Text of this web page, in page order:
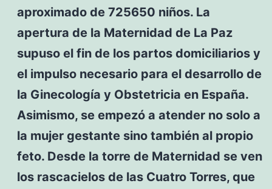
aproximado de 725650 niños. La
apertura de la Maternidad de La Paz
supuso el fin de los partos domiciliarios y
el impulso necesario para el desarrollo de
la Ginecología y Obstetricia en España.
Asimismo, se empezó a atender no solo a
la mujer gestante sino también al propio
feto. Desde la torre de Maternidad se ven
los rascacielos de las Cuatro Torres, que